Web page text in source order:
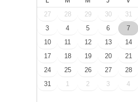
27
28 29 30 31
3
4 5 6 7
10
11 12 13 14
17
18 19 20 21
24
25 26 27 28
31
1 2 3 4